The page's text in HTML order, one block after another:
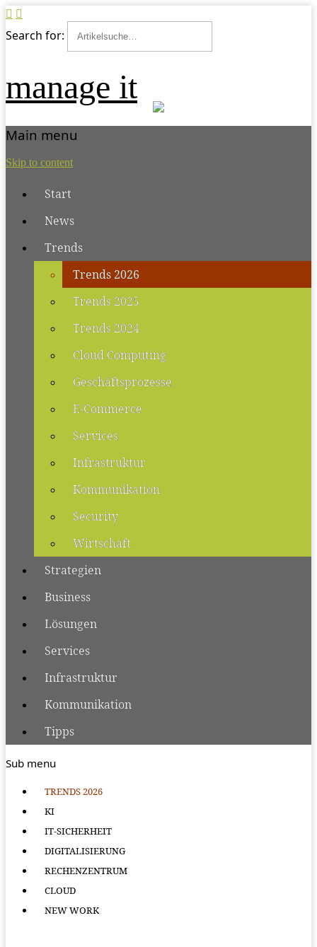
Search for:
manage it
Main menu
Skip to content
Start
News
Trends
Trends 2026
Trends 2025
Trends 2024
Cloud Computing
Geschäftsprozesse
E-Commerce
Services
Infrastruktur
Kommunikation
Security
Wirtschaft
Strategien
Business
Lösungen
Services
Infrastruktur
Kommunikation
Tipps
Sub menu
TRENDS 2026
KI
IT-SICHERHEIT
DIGITALISIERUNG
RECHENZENTRUM
CLOUD
NEW WORK